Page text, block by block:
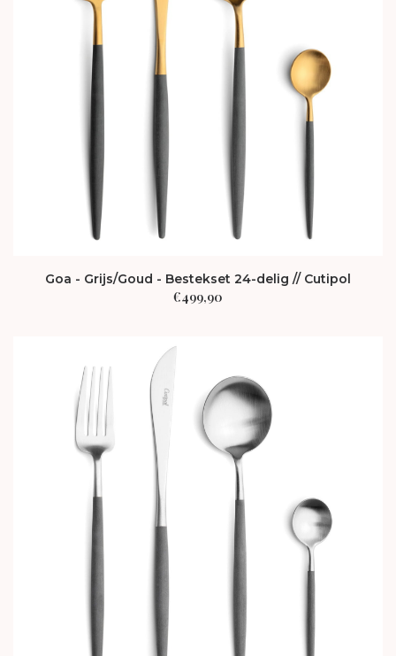
Goa - Grijs/Goud - Bestekset 24-delig // Cutipol
€499,90